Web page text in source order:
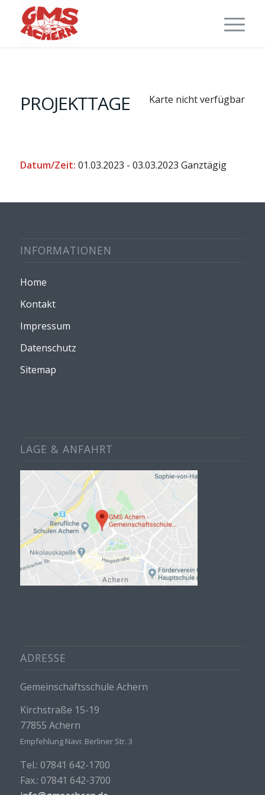
Karte nicht verfügbar
PROJEKTTAGE
Datum/Zeit: 01.03.2023 - 03.03.2023 Ganztägig
INFORMATIONEN
Home
Kontakt
Impressum
Datenschutz
Sitemap
LAGE & ANFAHRT
ADRESSE
Gemeinschaftsschule Achern
Kirchstraße 15-19
77855 Achern
Empfehlung Navi: Berliner Str. 3
Tel.: 07841 642-1700
Fax.: 07841 642-3700